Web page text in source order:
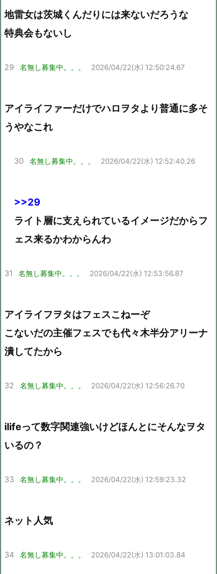
地雷女は茨城くんだりには来ないだろうな
特典会もないし
29 名無し募集中。。。 2026/04/22(水) 12:50:24.67
アイライファーだけでハロヲタより普通に多そ
うやなこれ
30 名無し募集中。。。 2026/04/22(水) 12:52:40.26
>>29
ライト層に支えられているイメージだからフ
ェス来るかわからんわ
31 名無し募集中。。。 2026/04/22(水) 12:53:56.87
アイライフヲタはフェスこねーぞ
こないだの主催フェスでも代々木半分アリーナ
潰してたから
32 名無し募集中。。。 2026/04/22(水) 12:56:26.70
ilifeって数字関連強いけどほんとにそんなヲタ
いるの？
33 名無し募集中。。。 2026/04/22(水) 12:59:23.32
ネット人気
34 名無し募集中。。。 2026/04/22(水) 13:01:03.84